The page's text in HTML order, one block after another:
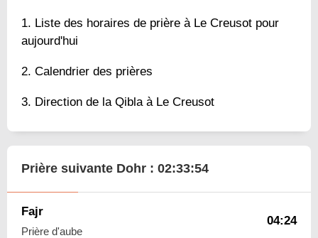
Liste des horaires de prière à Le Creusot pour
aujourd'hui
Calendrier des prières
Direction de la Qibla à Le Creusot
Prière suivante Dohr : 02:33:53
Fajr
Prière d'aube
04:24